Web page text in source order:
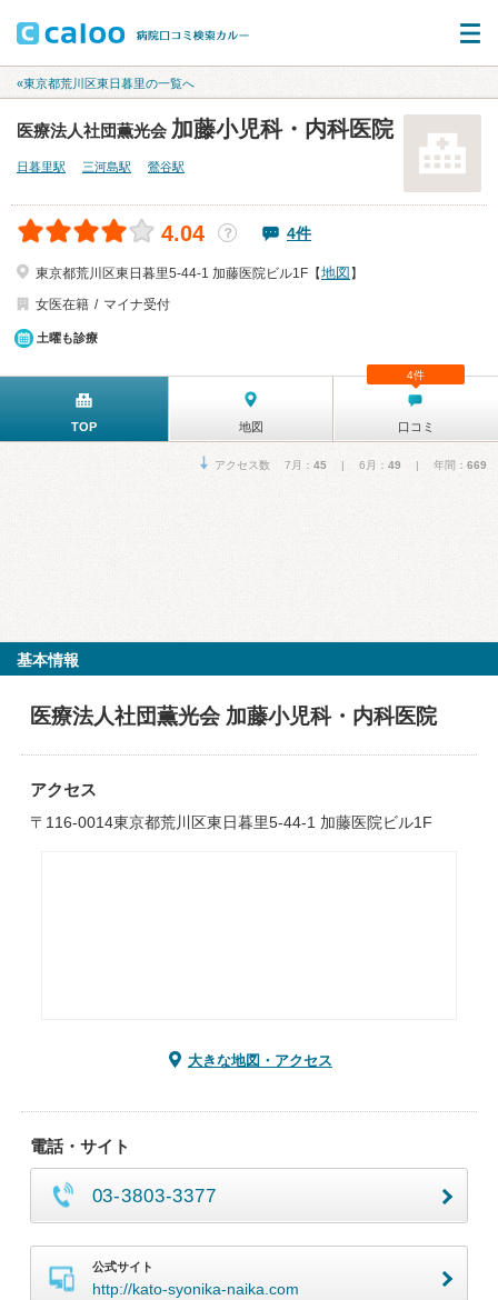
«東京都荒川区東日暮里の一覧へ
医療法人社団薫光会 加藤小児科・内科医院
日暮里駅 三河島駅 鶯谷駅
4.04 ？ 4件
東京都荒川区東日暮里5-44-1 加藤医院ビル1F【地図 】
女医在籍
マイナ受付
土曜も診療
TOP 地図 口コミ
4件
アクセス数 7月： 45 | 6月： 49 | 年間： 669
基本情報
医療法人社団薫光会 加藤小児科・内科医院
アクセス
〒116-0014東京都荒川区東日暮里5-44-1 加藤医院ビル1F
大きな地図・アクセス
電話・サイト
03-3803-3377
公式サイト
http://kato-syonika-naika.com